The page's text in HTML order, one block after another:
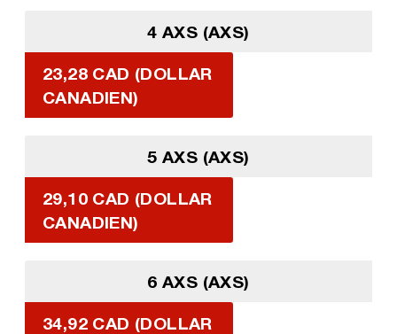
4 AXS (AXS)
23,28 CAD (DOLLAR
CANADIEN)
5 AXS (AXS)
29,10 CAD (DOLLAR
CANADIEN)
6 AXS (AXS)
34,92 CAD (DOLLAR